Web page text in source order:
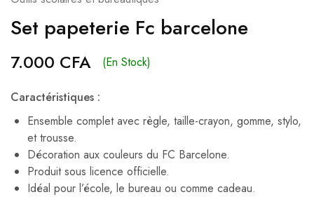
Set papeterie Fc barcelone
7.000 CFA (En Stock)
Caractéristiques :
Ensemble complet avec règle, taille-crayon, gomme, stylo,
et trousse.
Décoration aux couleurs du FC Barcelone.
Produit sous licence officielle.
Idéal pour l’école, le bureau ou comme cadeau.